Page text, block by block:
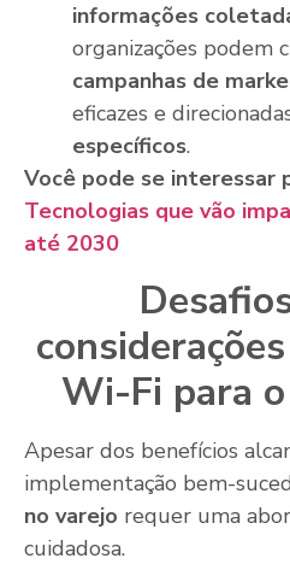
informações
organizações podem
campanhas de
eficazes e
específicos.
Você pode se interessar
Tecnologias que vão
até 2030
Wi-Fi para
Apesar dos benefícios
implementação bem-
no varejo requer uma
cuidadosa.